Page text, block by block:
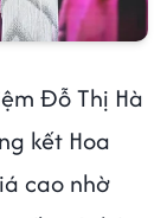
Đỗ Thị Hà
kết Hoa
cao nhờ